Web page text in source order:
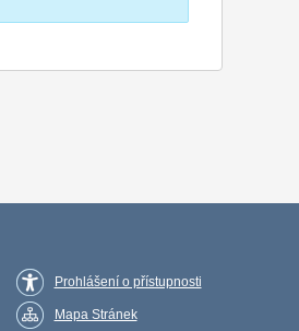
Prohlášení o přístupnosti
Mapa Stránek